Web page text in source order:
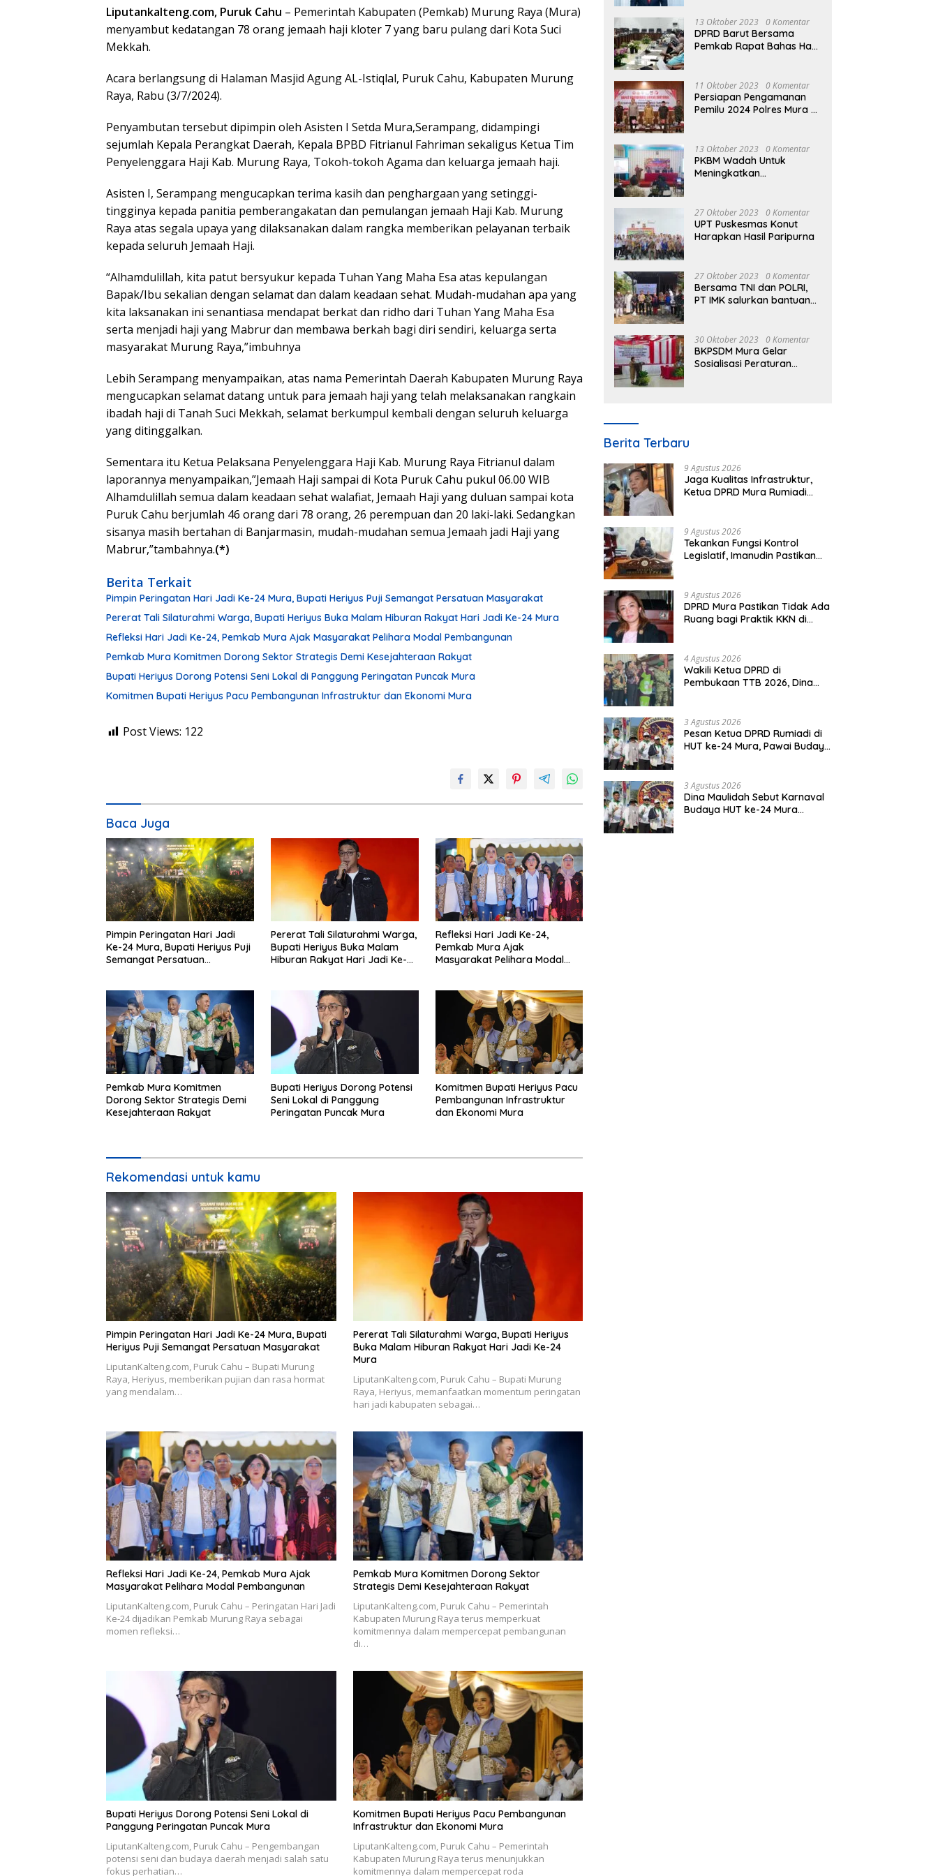
Liputankalteng.com, Puruk Cahu – Pemerintah Kabupaten (Pemkab) Murung Raya (Mura)
menyambut kedatangan 78 orang jemaah haji kloter 7 yang baru pulang dari Kota Suci
Mekkah.
Acara berlangsung di Halaman Masjid Agung AL-Istiqlal, Puruk Cahu, Kabupaten Murung
Raya, Rabu (3/7/2024).
Penyambutan tersebut dipimpin oleh Asisten I Setda Mura,Serampang, didampingi
sejumlah Kepala Perangkat Daerah, Kepala BPBD Fitrianul Fahriman sekaligus Ketua Tim
Penyelenggara Haji Kab. Murung Raya, Tokoh-tokoh Agama dan keluarga jemaah haji.
Asisten I, Serampang mengucapkan terima kasih dan penghargaan yang setinggi-
tingginya kepada panitia pemberangakatan dan pemulangan jemaah Haji Kab. Murung
Raya atas segala upaya yang dilaksanakan dalam rangka memberikan pelayanan terbaik
kepada seluruh Jemaah Haji.
“Alhamdulillah, kita patut bersyukur kepada Tuhan Yang Maha Esa atas kepulangan
Bapak/Ibu sekalian dengan selamat dan dalam keadaan sehat. Mudah-mudahan apa yang
kita laksanakan ini senantiasa mendapat berkat dan ridho dari Tuhan Yang Maha Esa
serta menjadi haji yang Mabrur dan membawa berkah bagi diri sendiri, keluarga serta
masyarakat Murung Raya,”imbuhnya
Lebih Serampang menyampaikan, atas nama Pemerintah Daerah Kabupaten Murung Raya
mengucapkan selamat datang untuk para jemaah haji yang telah melaksanakan rangkain
ibadah haji di Tanah Suci Mekkah, selamat berkumpul kembali dengan seluruh keluarga
yang ditinggalkan.
Sementara itu Ketua Pelaksana Penyelenggara Haji Kab. Murung Raya Fitrianul dalam
laporannya menyampaikan,”Jemaah Haji sampai di Kota Puruk Cahu pukul 06.00 WIB
Alhamdulillah semua dalam keadaan sehat walafiat, Jemaah Haji yang duluan sampai kota
Puruk Cahu berjumlah 46 orang dari 78 orang, 26 perempuan dan 20 laki-laki. Sedangkan
sisanya masih bertahan di Banjarmasin, mudah-mudahan semua Jemaah jadi Haji yang
Mabrur,”tambahnya.(*)
Berita Terkait
Pimpin Peringatan Hari Jadi Ke-24 Mura, Bupati Heriyus Puji Semangat Persatuan Masyarakat
Pererat Tali Silaturahmi Warga, Bupati Heriyus Buka Malam Hiburan Rakyat Hari Jadi Ke-24 Mura
Refleksi Hari Jadi Ke-24, Pemkab Mura Ajak Masyarakat Pelihara Modal Pembangunan
Pemkab Mura Komitmen Dorong Sektor Strategis Demi Kesejahteraan Rakyat
Bupati Heriyus Dorong Potensi Seni Lokal di Panggung Peringatan Puncak Mura
Komitmen Bupati Heriyus Pacu Pembangunan Infrastruktur dan Ekonomi Mura
Post Views: 122
Baca Juga
Pimpin Peringatan Hari Jadi
Ke-24 Mura, Bupati Heriyus Puji
Semangat Persatuan
Pererat Tali Silaturahmi Warga,
Bupati Heriyus Buka Malam
Hiburan Rakyat Hari Jadi Ke-24
Refleksi Hari Jadi Ke-24,
Pemkab Mura Ajak
Masyarakat Pelihara Modal
Pemkab Mura Komitmen
Dorong Sektor Strategis Demi
Kesejahteraan Rakyat
Bupati Heriyus Dorong Potensi
Seni Lokal di Panggung
Peringatan Puncak Mura
Komitmen Bupati Heriyus Pacu
Pembangunan Infrastruktur
dan Ekonomi Mura
Rekomendasi untuk kamu
Pimpin Peringatan Hari Jadi Ke-24 Mura, Bupati
Heriyus Puji Semangat Persatuan Masyarakat
LiputanKalteng.com, Puruk Cahu – Bupati Murung
Raya, Heriyus, memberikan pujian dan rasa hormat
yang mendalam…
Pererat Tali Silaturahmi Warga, Bupati Heriyus
Buka Malam Hiburan Rakyat Hari Jadi Ke-24
Mura
LiputanKalteng.com, Puruk Cahu – Bupati Murung
Raya, Heriyus, memanfaatkan momentum peringatan
hari jadi kabupaten sebagai…
Refleksi Hari Jadi Ke-24, Pemkab Mura Ajak
Masyarakat Pelihara Modal Pembangunan
LiputanKalteng.com, Puruk Cahu – Peringatan Hari Jadi
Ke-24 dijadikan Pemkab Murung Raya sebagai
momen refleksi…
Pemkab Mura Komitmen Dorong Sektor
Strategis Demi Kesejahteraan Rakyat
LiputanKalteng.com, Puruk Cahu – Pemerintah
Kabupaten Murung Raya terus memperkuat
komitmennya dalam mempercepat pembangunan
di…
Bupati Heriyus Dorong Potensi Seni Lokal di
Panggung Peringatan Puncak Mura
LiputanKalteng.com, Puruk Cahu – Pengembangan
potensi seni dan budaya daerah menjadi salah satu
fokus perhatian…
Komitmen Bupati Heriyus Pacu Pembangunan
Infrastruktur dan Ekonomi Mura
LiputanKalteng.com, Puruk Cahu – Pemerintah
Kabupaten Murung Raya terus menunjukkan
komitmennya dalam mempercepat roda
13 Oktober 2023 0 Komentar
DPRD Barut Bersama
Pemkab Rapat Bahas Hasil
Perubahan 2023
11 Oktober 2023 0 Komentar
Persiapan Pengamanan
Pemilu 2024 Polres Mura
13 Oktober 2023 0 Komentar
PKBM Wadah Untuk
Meningkatkan
Dalam Bidang Ekonomi
27 Oktober 2023 0 Komentar
UPT Puskesmas Konut
Harapkan Hasil Paripurna
27 Oktober 2023 0 Komentar
Bersama TNI dan POLRI,
PT IMK salurkan bantuan
30 Oktober 2023 0 Komentar
BKPSDM Mura Gelar
Sosialisasi Peraturan
Berita Terbaru
9 Agustus 2026
Jaga Kualitas Infrastruktur,
Ketua DPRD Mura Rumiadi
9 Agustus 2026
Tekankan Fungsi Kontrol
Legislatif, Imanudin Pastikan
9 Agustus 2026
DPRD Mura Pastikan Tidak Ada
Ruang bagi Praktik KKN di
4 Agustus 2026
Wakili Ketua DPRD di
Pembukaan TTB 2026, Dina
3 Agustus 2026
Pesan Ketua DPRD Rumiadi di
HUT ke-24 Mura, Pawai Budaya
3 Agustus 2026
Dina Maulidah Sebut Karnaval
Budaya HUT ke-24 Mura